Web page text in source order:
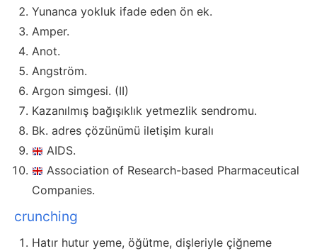
Yunanca yokluk ifade eden ön ek.
Amper.
Anot.
Angström.
Argon simgesi. (II)
Kazanılmış bağışıklık yetmezlik sendromu.
Bk. adres çözünümü iletişim kuralı
AIDS.
Association of Research-based Pharmaceutical
Companies.
crunching
Hatır hutur yeme, öğütme, dişleriyle çiğneme